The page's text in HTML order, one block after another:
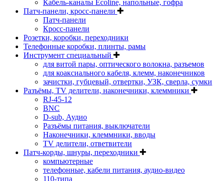
Кабель-каналы Ecoline, напольные, гофра
Патч-панели, кросс-панели
Патч-панели
Кросс-панели
Розетки, коробки, переходники
Телефонные коробки, плинты, рамы
Инструмент специальный
для витой пары, оптического волокна, разъемов
для коаксиального кабеля, клемм, наконечников
зачистки, губцевый, отвертки, УЗК, сверла, сумки
Разъёмы, TV делители, наконечники, клеммники
RJ-45-12
BNC
D-sub, Аудио
Разъёмы питания, выключатели
Наконечники, клеммники, вводы
ТV делители, ответвители
Патч-корды, шнуры, переходники
компьютерные
телефонные, кабели питания, аудио-видео
110-типа